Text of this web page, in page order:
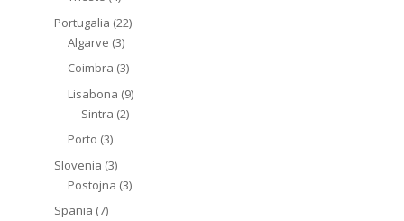
Portugalia (22)
Algarve (3)
Coimbra (3)
Lisabona (9)
Sintra (2)
Porto (3)
Slovenia (3)
Postojna (3)
Spania (7)